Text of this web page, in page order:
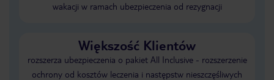
wakacji w ramach ubezpieczenia od rezygnacji
Większość Klientów
rozszerza ubezpieczenia o pakiet All Inclusive - rozszerzenie
ochrony od kosztów leczenia i następstw nieszczęśliwych